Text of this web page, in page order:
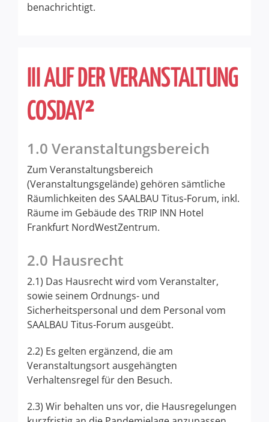
benachrichtigt.
III AUF DER VERANSTALTUNG
COSDAY²
1.0 Veranstaltungsbereich
Zum Veranstaltungsbereich
(Veranstaltungsgelände) gehören sämtliche
Räumlichkeiten des SAALBAU Titus-Forum, inkl.
Räume im Gebäude des TRIP INN Hotel
Frankfurt NordWestZentrum.
2.0 Hausrecht
2.1) Das Hausrecht wird vom Veranstalter,
sowie seinem Ordnungs- und
Sicherheitspersonal und dem Personal vom
SAALBAU Titus-Forum ausgeübt.
2.2) Es gelten ergänzend, die am
Veranstaltungsort ausgehängten
Verhaltensregel für den Besuch.
2.3) Wir behalten uns vor, die Hausregelungen